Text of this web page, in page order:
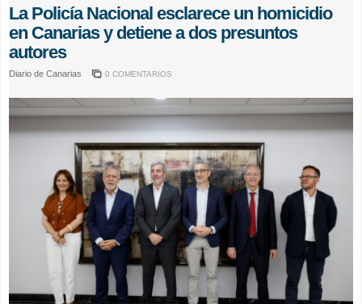
La Policía Nacional esclarece un homicidio
en Canarias y detiene a dos presuntos
autores
Diario de Canarias 0 COMENTARIOS